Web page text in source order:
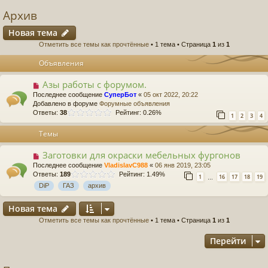
Архив
Новая тема
Отметить все темы как прочтённые• 1 тема • Страница 1из 1
Объявления
Азы работы с форумом.
Последнее сообщение СуперБот « 05 окт 2022, 20:22
Добавлено в форуме Форумные объявления
Ответы: 38 1 2 3 4
Рейтинг: 0.26%
Темы
Заготовки для окраски мебельных фургонов
Последнее сообщение VladislavC988 « 06 янв 2019, 23:05
Ответы: 189 1 … 16 17 18 19
Рейтинг: 1.49%
DiP
ГАЗ архив
Новая тема
Отметить все темы как прочтённые• 1 тема • Страница 1 из 1
Перейти